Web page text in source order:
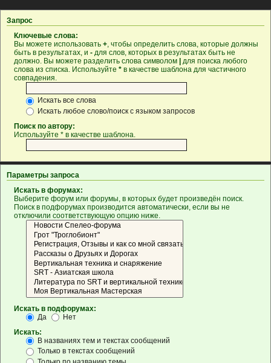
Запрос
Ключевые слова:
Вы можете использовать +, чтобы определить слова, которые должны
быть в результатах, и - для слов, которых в результатах быть не
должно. Вы можете разделить слова символом
для поиска любого
слова из списка. Используйте * в качестве шаблона для частичного
совпадения.
Искать все слова
Искать любое слово/поиск с языком запросов
Поиск по автору:
Используйте * в качестве шаблона.
Параметры запроса
Искать в форумах:
Выберите форум или форумы, в которых будет произведён поиск.
Поиск в подфорумах производится автоматически, если вы не
отключили соответствующую опцию ниже.
Искать в подфорумах:
Да
Нет
Искать:
В названиях тем и текстах сообщений
Только в текстах сообщений